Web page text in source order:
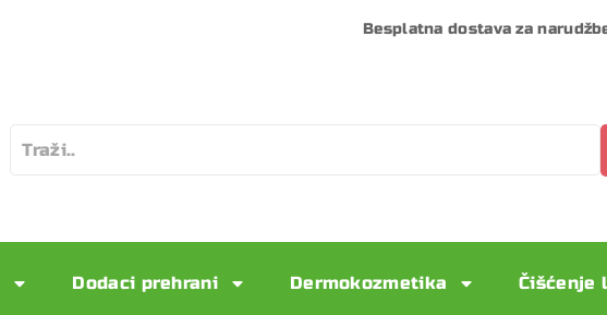
Besplatna dostava za
Dodaci prehrani Dermokozmetika Čišćenje